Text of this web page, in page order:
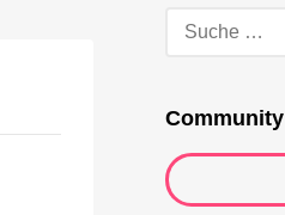
Community